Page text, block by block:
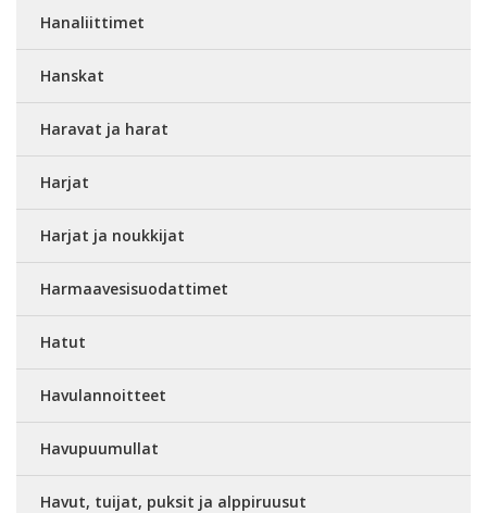
Hanaliittimet
Hanskat
Haravat ja harat
Harjat
Harjat ja noukkijat
Harmaavesisuodattimet
Hatut
Havulannoitteet
Havupuumullat
Havut, tuijat, puksit ja alppiruusut